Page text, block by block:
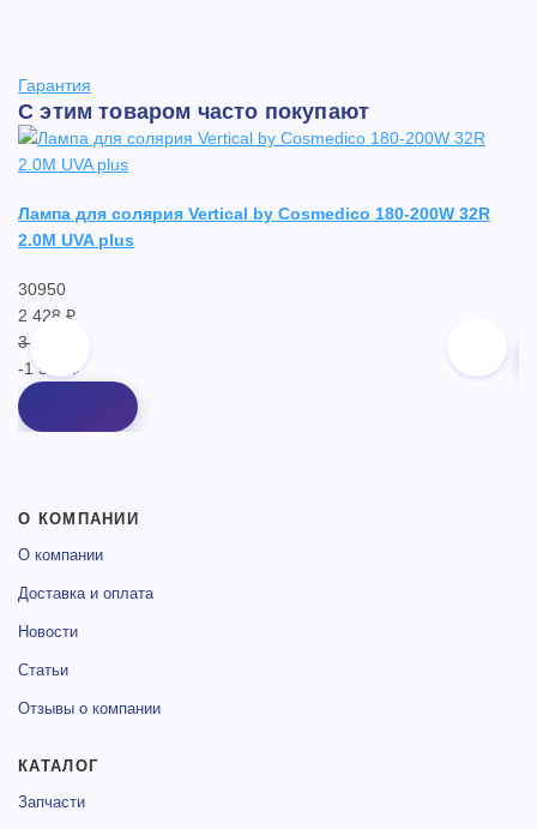
Гарантия
С этим товаром часто покупают
Лампа для солярия Vertical by Cosmedico 180-200W 32R
2.0M UVA plus
30950
2 428 ₽
3 980 ₽
-1 552 ₽
О КОМПАНИИ
О компании
Доставка и оплата
Новости
Статьи
Отзывы о компании
КАТАЛОГ
Запчасти